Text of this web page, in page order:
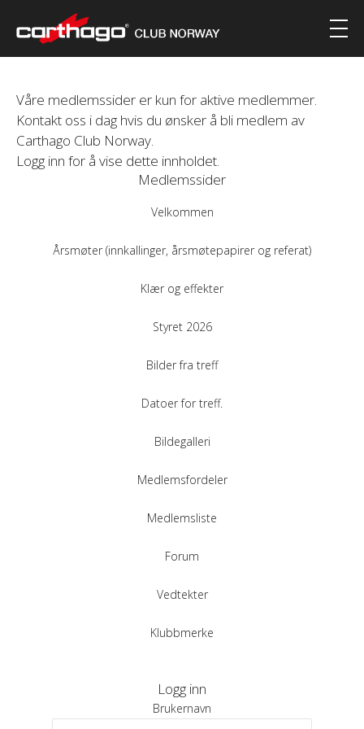
Våre medlemssider er kun for aktive medlemmer.
Kontakt oss i dag hvis du ønsker å bli medlem av
Carthago Club Norway.
Logg inn for å vise dette innholdet.
Medlemssider
Velkommen
Årsmøter (innkallinger, årsmøtepapirer og referat)
Klær og effekter
Styret 2026
Bilder fra treff
Datoer for treff.
Bildegalleri
Medlemsfordeler
Medlemsliste
Forum
Vedtekter
Klubbmerke
Logg inn
Brukernavn